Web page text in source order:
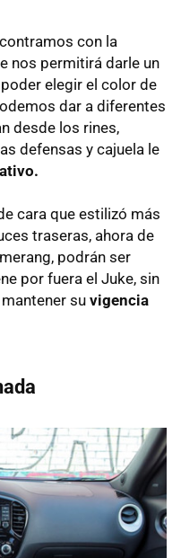
con la
nos permitirá darle un
elegir el color de
dar a diferentes
desde los rines,
defensas y cajuela le
cara que estilizó más
traseras, ahora de
podrán ser
por fuera el Juke, sin
su vigencia